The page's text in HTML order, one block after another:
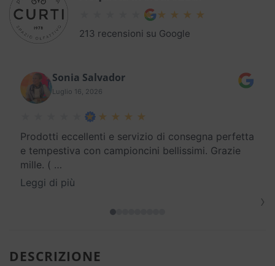
213 recensioni su Google
Sonia Salvador
Luglio 16, 2026
Prodotti eccellenti e servizio di consegna perfetta
e tempestiva con campioncini bellissimi. Grazie
mille. ( …
Leggi di più
›
DESCRIZIONE